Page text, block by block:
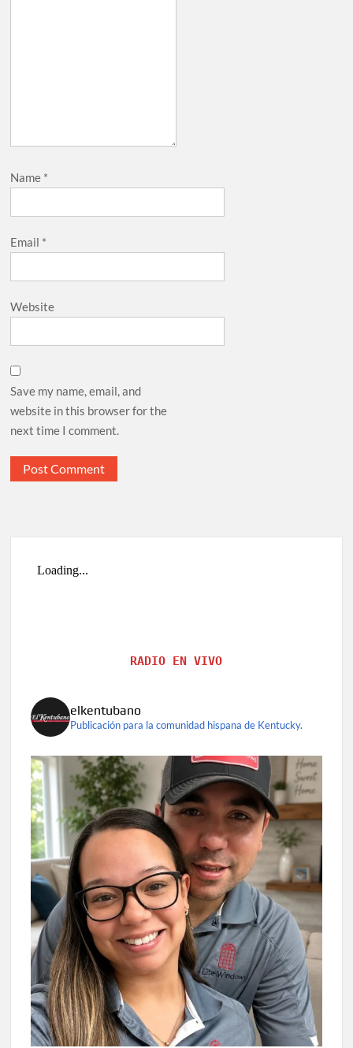
Name *
Email *
Website
Save my name, email, and
website in this browser for the
next time I comment.
RADIO EN VIVO
elkentubano
Publicación para la comunidad hispana de Kentucky.